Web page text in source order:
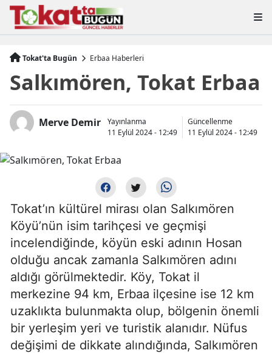
Tokat'ta Bugün Erbaa Haberleri
Salkımören, Tokat Erbaa
Merve Demir
Yayınlanma
11 Eylül 2024 - 12:49
Güncellenme
11 Eylül 2024 - 12:49
Tokat’ın kültürel mirası olan Salkımören
Köyü’nün isim tarihçesi ve geçmişi
incelendiğinde, köyün eski adının Hosan
olduğu ancak zamanla Salkımören adını
aldığı görülmektedir. Köy, Tokat il
merkezine 94 km, Erbaa ilçesine ise 12 km
uzaklıkta bulunmakta olup, bölgenin önemli
bir yerleşim yeri ve turistik alanıdır. Nüfus
değişimi de dikkate alındığında, Salkımören